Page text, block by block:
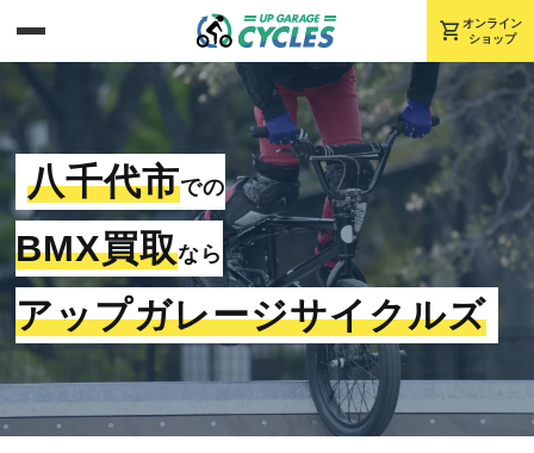
shopping_cart オンライン
ショップ
八千代市での
BMX買取なら
アップガレージサイクルズ